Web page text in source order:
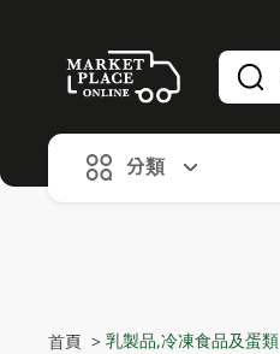
alid Until 30 June 2026
分類
首頁 > 乳製品,冷凍食品及蛋類